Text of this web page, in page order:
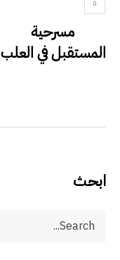
مسرحية
المستقبل في العلب
ابحث